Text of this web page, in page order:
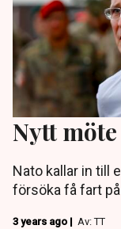
Nytt
Nato kallar in till
försöka få fart
3 years ago | Av: TT